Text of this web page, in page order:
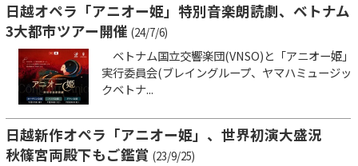
日越オペラ「アニオー姫」特別音楽朗読劇、ベトナム
3大都市ツアー開催 (24/7/6)
ベトナム国立交響楽団(VNSO)と「アニオー姫」
実行委員会(ブレイングループ、ヤマハミュージッ
クベトナ...
日越新作オペラ「アニオー姫」、世界初演大盛況
秋篠宮両殿下もご鑑賞 (23/9/25)